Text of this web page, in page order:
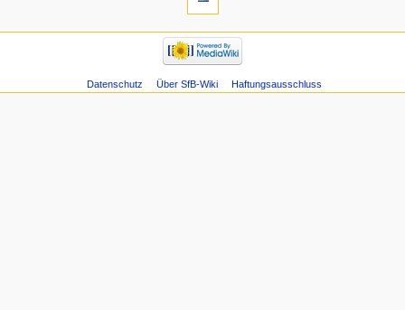
Datenschutz Über SfB-Wiki Haftungsausschluss